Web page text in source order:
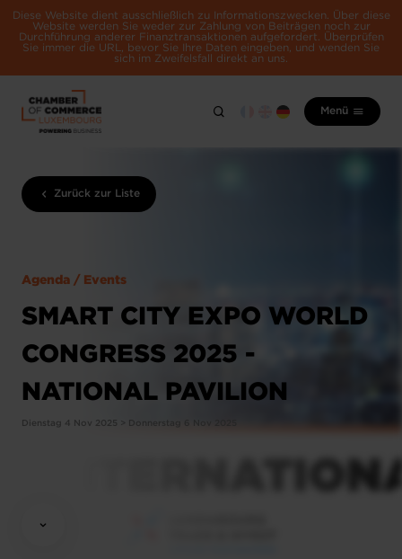
Diese Website dient ausschließlich zu Informationszwecken. Über diese
Website werden Sie weder zur Zahlung von Beiträgen noch zur
Durchführung anderer Finanztransaktionen aufgefordert. Überprüfen
Sie immer die URL, bevor Sie Ihre Daten eingeben, und wenden Sie
sich im Zweifelsfall direkt an uns.
Menü
Zurück zur Liste
Agenda / Events
SMART CITY EXPO WORLD
CONGRESS 2025 -
NATIONAL PAVILION
Dienstag 4 Nov 2025 > Donnerstag 6 Nov 2025